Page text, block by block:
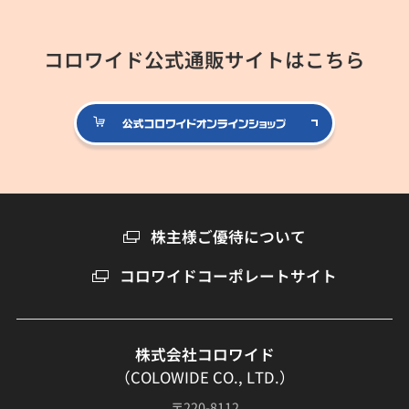
コロワイド公式通販サイトはこちら
公式コロ
株主様ご優待について
コロワイドコーポレートサイト
株式会社コロワイド
（COLOWIDE CO., LTD.）